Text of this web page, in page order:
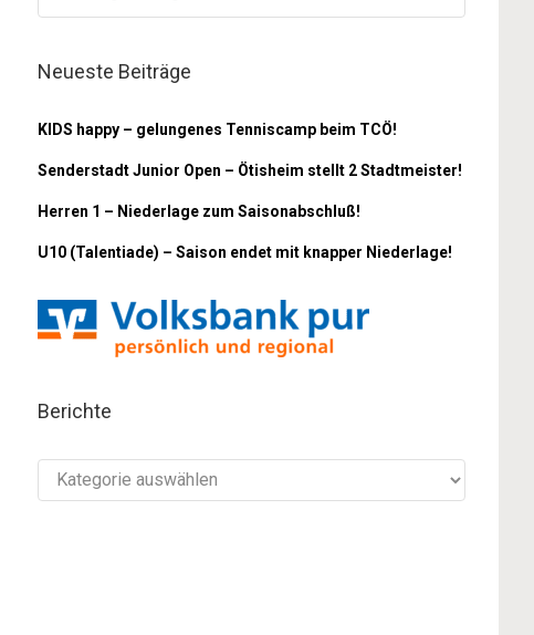
Neueste Beiträge
KIDS happy – gelungenes Tenniscamp beim TCÖ!
Senderstadt Junior Open – Ötisheim stellt 2 Stadtmeister!
Herren 1 – Niederlage zum Saisonabschluß!
U10 (Talentiade) – Saison endet mit knapper Niederlage!
Berichte
Berichte